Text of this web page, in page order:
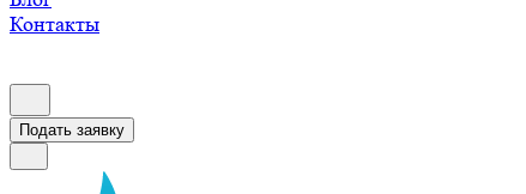
Контакты
Подать заявку